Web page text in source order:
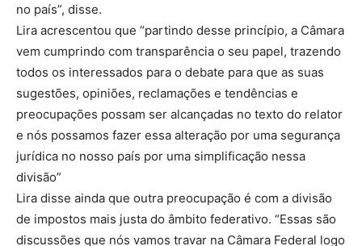
no país”, disse.
Lira acrescentou que “partindo desse princípio, a Câmara
vem cumprindo com transparência o seu papel, trazendo
todos os interessados para o debate para que as suas
sugestões, opiniões, reclamações e tendências e
preocupações possam ser alcançadas no texto do relator
e nós possamos fazer essa alteração por uma segurança
jurídica no nosso país por uma simplificação nessa
divisão”
Lira disse ainda que outra preocupação é com a divisão
de impostos mais justa do âmbito federativo. “Essas são
discussões que nós vamos travar na Câmara Federal logo